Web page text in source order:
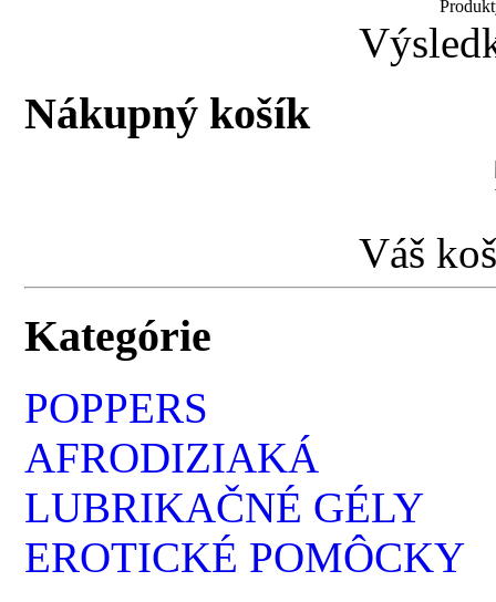
Nákupný košík
Váš
Kategórie
POPPERS
AFRODIZIAKÁ
LUBRIKAČNÉ GÉLY
EROTICKÉ POMÔCKY